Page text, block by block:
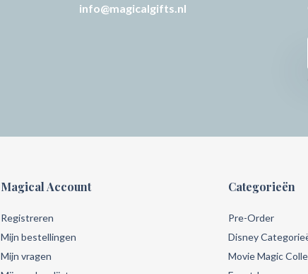
info@magicalgifts.nl
Magical Account
Registreren
Mijn bestellingen
Mijn vragen
Categorieën
Pre-Order
Disney
Movie Magic